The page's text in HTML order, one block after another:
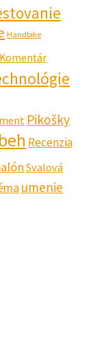
Handbike
Komentár
Pikošky
Recenzia
Svalová
umenie